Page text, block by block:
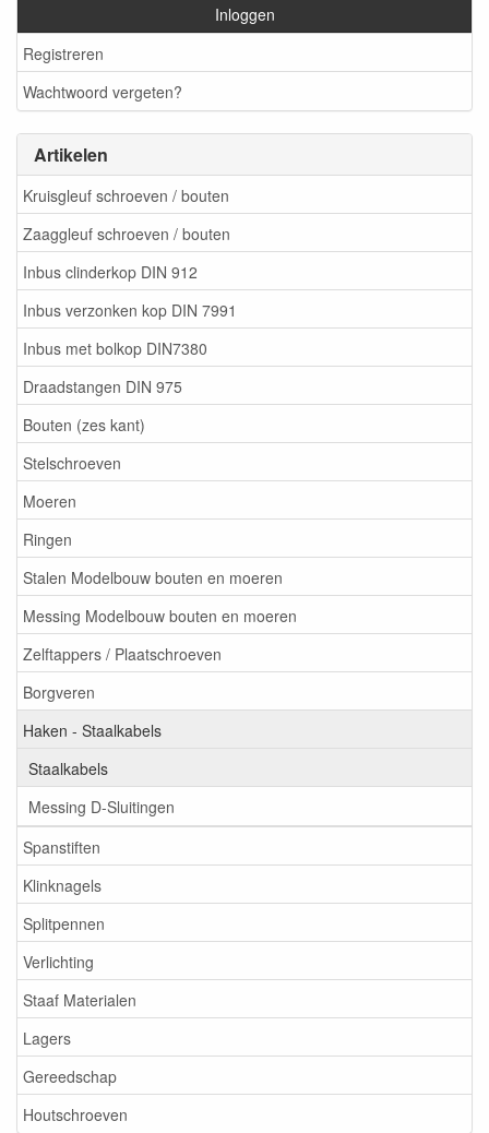
Inloggen
Registreren
Wachtwoord vergeten?
Artikelen
Kruisgleuf schroeven / bouten
Zaaggleuf schroeven / bouten
Inbus clinderkop DIN 912
Inbus verzonken kop DIN 7991
Inbus met bolkop DIN7380
Draadstangen DIN 975
Bouten (zes kant)
Stelschroeven
Moeren
Ringen
Stalen Modelbouw bouten en moeren
Messing Modelbouw bouten en moeren
Zelftappers / Plaatschroeven
Borgveren
Haken - Staalkabels
Staalkabels
Messing D-Sluitingen
Spanstiften
Klinknagels
Splitpennen
Verlichting
Staaf Materialen
Lagers
Gereedschap
Houtschroeven